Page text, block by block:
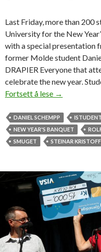
r
g
e
t
m
e
d
e
l
e
k
r
o
o
p
-
s
Last Friday, more than 200
University for the New
with a special presentation
former Molde student
DRAPIER Everyone that
celebrate the new year.
Fortsett å lese i
t
u
d
t
’
s
N
→
DANIEL SCHEMPP ISTUDENT
NEW YEAR'S BANQUET
SMUGET
STEINAR